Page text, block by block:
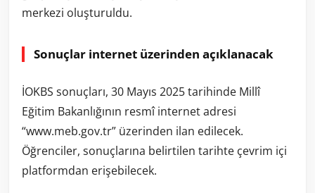
merkezi oluşturuldu.
Sonuçlar internet üzerinden açıklanacak
İOKBS sonuçları, 30 Mayıs 2025 tarihinde Millî
Eğitim Bakanlığının resmî internet adresi
“www.meb.gov.tr” üzerinden ilan edilecek.
Öğrenciler, sonuçlarına belirtilen tarihte çevrim içi
platformdan erişebilecek.